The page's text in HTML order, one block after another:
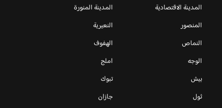
المدينة الاقتصادية
المدينة المنورة
المنصور
النعيرية
النماص
الهفوف
الوجه
املج
بيش
تبوك
ثول
جازان